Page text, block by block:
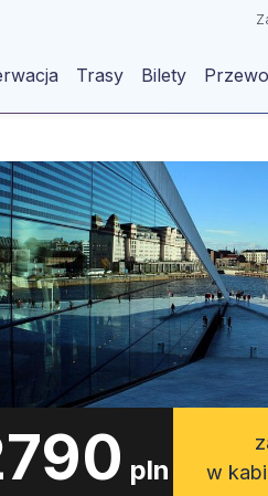
Trasy Bilety
pln
w